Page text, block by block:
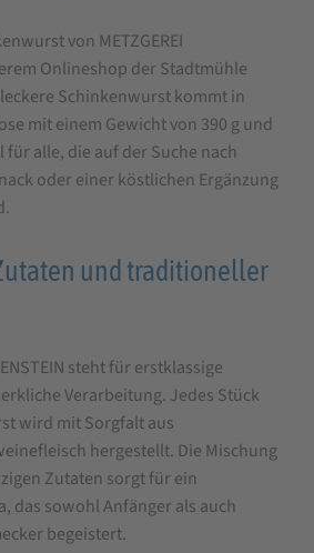
von METZGEREI
Onlineshop der Stadtmühle
Schinkenwurst kommt in
mit einem Gewicht von 390 g und
für alle, die auf der Suche nach
oder einer köstlichen Ergänzung
und traditioneller
steht für erstklassige
Verarbeitung. Jedes Stück
wird mit Sorgfalt aus
hergestellt. Die Mischung
Zutaten sorgt für ein
das sowohl Anfänger als auch
begeistert.